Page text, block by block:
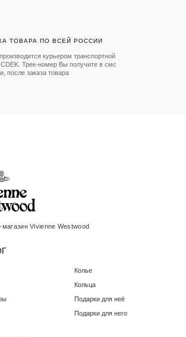
ТОВАРА ПО ВСЕЙ РОССИИ
курьером транспортной
Трек-номер Вы получите в смс
после заказа товара
магазин Vivienne Westwood
Колье
Кольца
Подарки для неё
Подарки для него